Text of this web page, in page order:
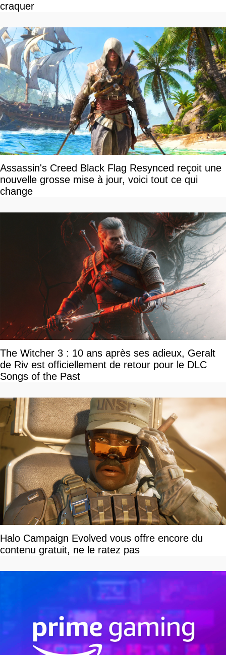
craquer
Assassin's Creed Black Flag Resynced reçoit une
nouvelle grosse mise à jour, voici tout ce qui
change
The Witcher 3 : 10 ans après ses adieux, Geralt
de Riv est officiellement de retour pour le DLC
Songs of the Past
Halo Campaign Evolved vous offre encore du
contenu gratuit, ne le ratez pas